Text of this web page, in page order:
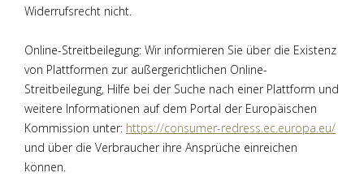
Widerrufsrecht nicht.
Online-Streitbeilegung: Wir informieren Sie über die Existenz
von Plattformen zur außergerichtlichen Online-
Streitbeilegung, Hilfe bei der Suche nach einer Plattform und
weitere Informationen auf dem Portal der Europäischen
Kommission unter: https://consumer-redress.ec.europa.eu/
und über die Verbraucher ihre Ansprüche einreichen
können.